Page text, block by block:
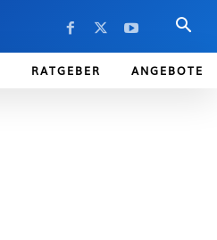
RATGEBER ANGEBOTE